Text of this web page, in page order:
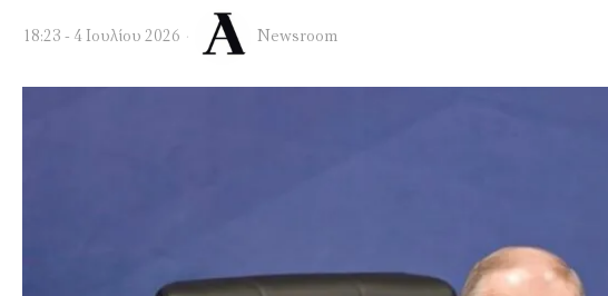
18:23 - 4 Ιουλίου 2026 Newsroom